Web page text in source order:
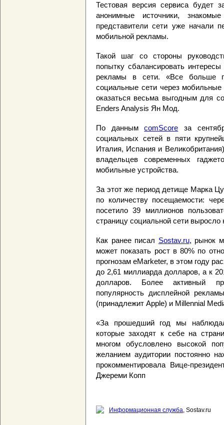
Тестовая версия сервиса будет
анонимные источники,
представители сети уже начали
мобильной рекламы.
Такой шаг со стороны
попытку сбалансировать
рекламы в сети. «Все больше
социальные сети через
оказаться весьма выгодным для
Enders Analysis Ян Мод.
По даннымcomScore за
социальных сетей в пяти
Италия, Испания и
владельцев современных
мобильные устройства.
За этот же период детище Марка
по количеству посещаемости:
посетило 39 миллионов
страницу социальной сети выросло
Как ранее писал Sostav.ru, рынок
может показать рост в 80% по
прогнозам eMarketer, в этом году
до 2,61 миллиарда долларов, а к
долларов. Более активный
популярность дисплейной
(принадлежит Apple) и Millennial
«За прошедший год мы
которые заходят к себе на
многом обусловлено высокой
желанием аудитории постоянно
прокомментировала Вице-
Джереми Копп
Информационная служба, Sostav.ru